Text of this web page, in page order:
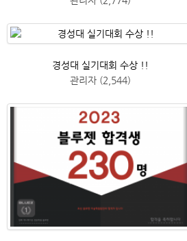
경성대 실기대회 수상 !!
관리자 (2,544)